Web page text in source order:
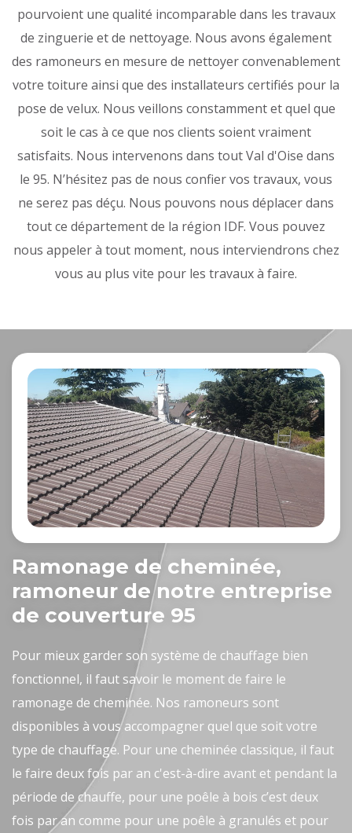
pourvoient une qualité incomparable dans les travaux
de zinguerie et de nettoyage. Nous avons également
des ramoneurs en mesure de nettoyer convenablement
votre toiture ainsi que des installateurs certifiés pour la
pose de velux. Nous veillons constamment et quel que
soit le cas à ce que nos clients soient vraiment
satisfaits. Nous intervenons dans tout Val d'Oise dans
le 95. N’hésitez pas de nous confier vos travaux, vous
ne serez pas déçu. Nous pouvons nous déplacer dans
tout ce département de la région IDF. Vous pouvez
nous appeler à tout moment, nous interviendrons chez
vous au plus vite pour les travaux à faire.
Ramonage de cheminée,
ramoneur de notre entreprise
de couverture 95
Pour mieux garder son système de chauffage bien
fonctionnel, il faut savoir le moment de faire le
ramonage de cheminée. Nos ramoneurs sont
disponibles à vous accompagner quel que soit votre
type de chauffage. Pour une cheminée classique, il faut
le faire deux fois par an c'est-à-dire avant et pendant la
période de chauffe, pour une poêle à bois c’est deux
fois par an comme pour une poêle à granulés et pour